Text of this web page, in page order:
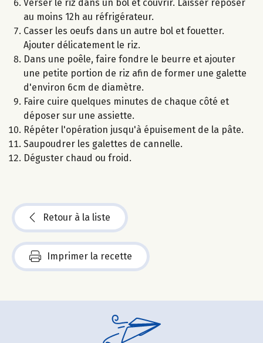
Verser le riz dans un bol et couvrir. Laisser reposer
au moins 12h au réfrigérateur.
Casser les oeufs dans un autre bol et fouetter.
Ajouter délicatement le riz.
Dans une poêle, faire fondre le beurre et ajouter
une petite portion de riz afin de former une galette
d'environ 6cm de diamètre.
Faire cuire quelques minutes de chaque côté et
déposer sur une assiette.
Répéter l'opération jusqu'à épuisement de la pâte.
Saupoudrer les galettes de cannelle.
Déguster chaud ou froid.
Retour à la liste
Imprimer la recette